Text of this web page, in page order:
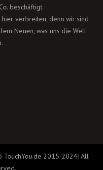
beschäftigt.
verbreiten, denn wir sind
Neuen, was uns die Welt
TouchYou.de 2015-2024| All